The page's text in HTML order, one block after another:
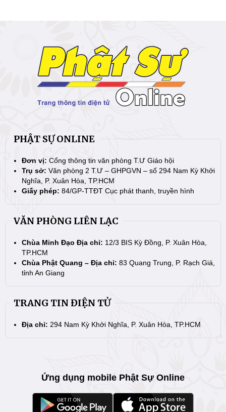
PHẬT SỰ ONLINE
Đơn vị: Cổng thông tin văn phòng T.Ư Giáo hội
Trụ sở: Văn phòng 2 T.Ư – GHPGVN – số 294 Nam Kỳ Khởi
Nghĩa, P. Xuân Hòa, TP.HCM
Giấy phép: 84/GP-TTĐT Cục phát thanh, truyền hình
VĂN PHÒNG LIÊN LẠC
Chùa Minh Đạo Địa chỉ: 12/3 BIS Kỳ Đồng, P. Xuân Hòa,
TP.HCM
Chùa Phật Quang – Địa chỉ: 83 Quang Trung, P. Rạch Giá,
tỉnh An Giang
TRANG TIN ĐIỆN TỬ
Địa chỉ: 294 Nam Kỳ Khởi Nghĩa, P. Xuân Hòa, TP.HCM
Ứng dụng mobile Phật Sự Online